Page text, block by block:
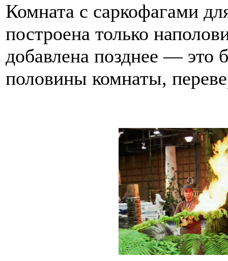
Комната с саркофагами
построена только
добавлена позднее — это
половины комнаты,